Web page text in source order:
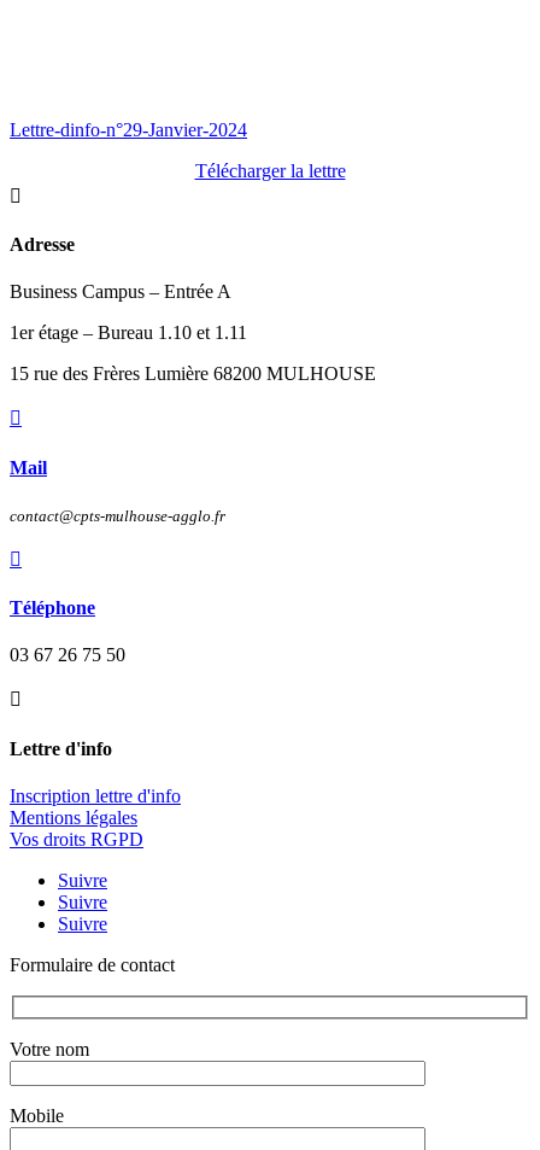
Lettre-dinfo-n°29-Janvier-2024
Télécharger la lettre

Adresse
Business Campus – Entrée A
1er étage – Bureau 1.10 et 1.11
15 rue des Frères Lumière 68200 MULHOUSE

Mail
contact@cpts-mulhouse-agglo.fr

Téléphone
03 67 26 75 50

Lettre d'info
Inscription lettre d'info
Mentions légales
Vos droits RGPD
Suivre
Suivre
Suivre
Formulaire de contact
Votre nom
Mobile